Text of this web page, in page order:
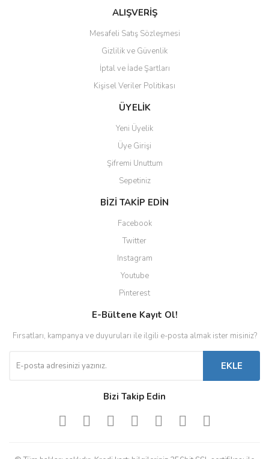
Ürün fiyatı diğer sitelerden daha pahalı.
Gönder
ALIŞVERİŞ
Mesafeli Satış Sözleşmesi
Gizlilik ve Güvenlik
İptal ve İade Şartları
Kişisel Veriler Politikası
ÜYELİK
Yeni Üyelik
Üye Girişi
Şifremi Unuttum
Sepetiniz
BİZİ TAKİP EDİN
Facebook
Twitter
Instagram
Youtube
Pinterest
E-Bültene Kayıt Ol!
Fırsatları, kampanya ve duyuruları ile ilgili e-posta almak ister misiniz?
EKLE
Bizi Takip Edin